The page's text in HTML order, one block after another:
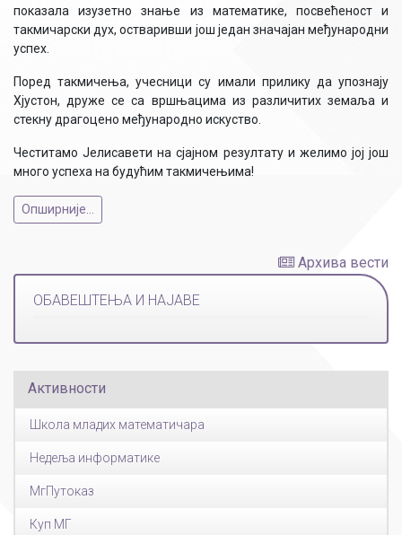
показала изузетно знање из математике, посвећеност и
такмичарски дух, остваривши још један значајан међународни
успех.
Поред такмичења, учесници су имали прилику да упознају
Хјустон, друже се са вршњацима из различитих земаља и
стекну драгоцено међународно искуство.
Честитамо Јелисавети на сјајном резултату и желимо јој још
много успеха на будућим такмичењима!
Опширније...
Архива вести
ОБАВЕШТЕЊА И НАЈАВЕ
Активности
Школа младих математичара
Недеља информатике
МгПутоказ
Куп МГ